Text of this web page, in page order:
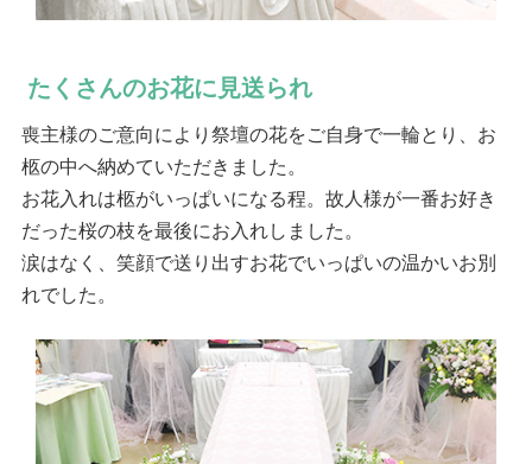
たくさんのお花に見送られ
喪主様のご意向により祭壇の花をご自身で一輪とり、お
柩の中へ納めていただきました。
お花入れは柩がいっぱいになる程。故人様が一番お好き
だった桜の枝を最後にお入れしました。
涙はなく、笑顔で送り出すお花でいっぱいの温かいお別
れでした。